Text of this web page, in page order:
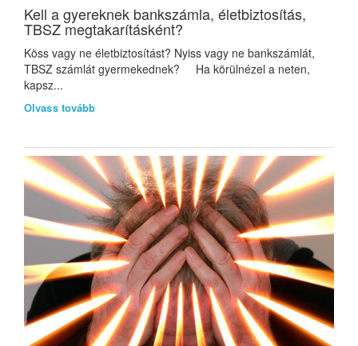
Kell a gyereknek bankszámla, életbiztosítás,
TBSZ megtakarításként?
Köss vagy ne életbiztosítást? Nyiss vagy ne bankszámlát,
TBSZ számlát gyermekednek? Ha körülnézel a neten,
kapsz...
Olvass tovább